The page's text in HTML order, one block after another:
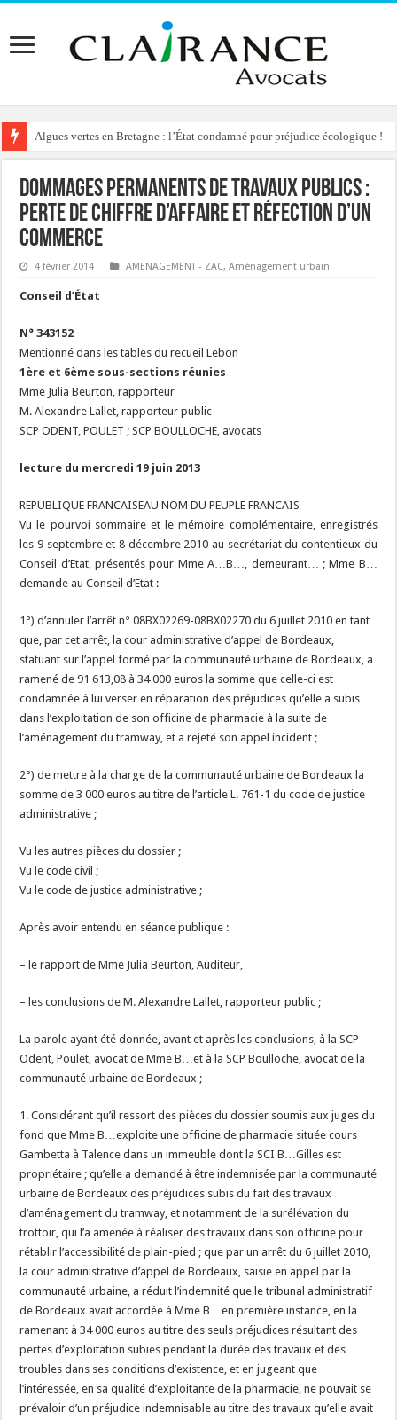
Algues vertes en Bretagne : l’État condamné pour préjudice écologique !
Dommages permanents de travaux publics :
perte de chiffre d’affaire et réfection d’un
commerce
4 février 2014 AMENAGEMENT - ZAC,Aménagement urbain
Conseil d’État
N° 343152
Mentionné dans les tables du recueil Lebon
1ère et 6ème sous-sections réunies
Mme Julia Beurton, rapporteur
M. Alexandre Lallet, rapporteur public
SCP ODENT, POULET ; SCP BOULLOCHE, avocats
lecture du mercredi 19 juin 2013
REPUBLIQUE FRANCAISEAU NOM DU PEUPLE FRANCAIS
Vu le pourvoi sommaire et le mémoire complémentaire, enregistrés
les 9 septembre et 8 décembre 2010 au secrétariat du contentieux du
Conseil d’Etat, présentés pour Mme A…B…, demeurant… ; Mme B…
demande au Conseil d’Etat :
1°) d’annuler l’arrêt n° 08BX02269-08BX02270 du 6 juillet 2010 en tant
que, par cet arrêt, la cour administrative d’appel de Bordeaux,
statuant sur l’appel formé par la communauté urbaine de Bordeaux, a
ramené de 91 613,08 à 34 000 euros la somme que celle-ci est
condamnée à lui verser en réparation des préjudices qu’elle a subis
dans l’exploitation de son officine de pharmacie à la suite de
l’aménagement du tramway, et a rejeté son appel incident ;
2°) de mettre à la charge de la communauté urbaine de Bordeaux la
somme de 3 000 euros au titre de l’article L. 761-1 du code de justice
administrative ;
Vu les autres pièces du dossier ;
Vu le code civil ;
Vu le code de justice administrative ;
Après avoir entendu en séance publique :
– le rapport de Mme Julia Beurton, Auditeur,
– les conclusions de M. Alexandre Lallet, rapporteur public ;
La parole ayant été donnée, avant et après les conclusions, à la SCP
Odent, Poulet, avocat de Mme B…et à la SCP Boulloche, avocat de la
communauté urbaine de Bordeaux ;
1. Considérant qu’il ressort des pièces du dossier soumis aux juges du
fond que Mme B…exploite une officine de pharmacie située cours
Gambetta à Talence dans un immeuble dont la SCI B…Gilles est
propriétaire ; qu’elle a demandé à être indemnisée par la communauté
urbaine de Bordeaux des préjudices subis du fait des travaux
d’aménagement du tramway, et notamment de la surélévation du
trottoir, qui l’a amenée à réaliser des travaux dans son officine pour
rétablir l’accessibilité de plain-pied ; que par un arrêt du 6 juillet 2010,
la cour administrative d’appel de Bordeaux, saisie en appel par la
communauté urbaine, a réduit l’indemnité que le tribunal administratif
de Bordeaux avait accordée à Mme B…en première instance, en la
ramenant à 34 000 euros au titre des seuls préjudices résultant des
pertes d’exploitation subies pendant la durée des travaux et des
troubles dans ses conditions d’existence, et en jugeant que
l’intéressée, en sa qualité d’exploitante de la pharmacie, ne pouvait se
prévaloir d’un préjudice indemnisable au titre des travaux qu’elle avait